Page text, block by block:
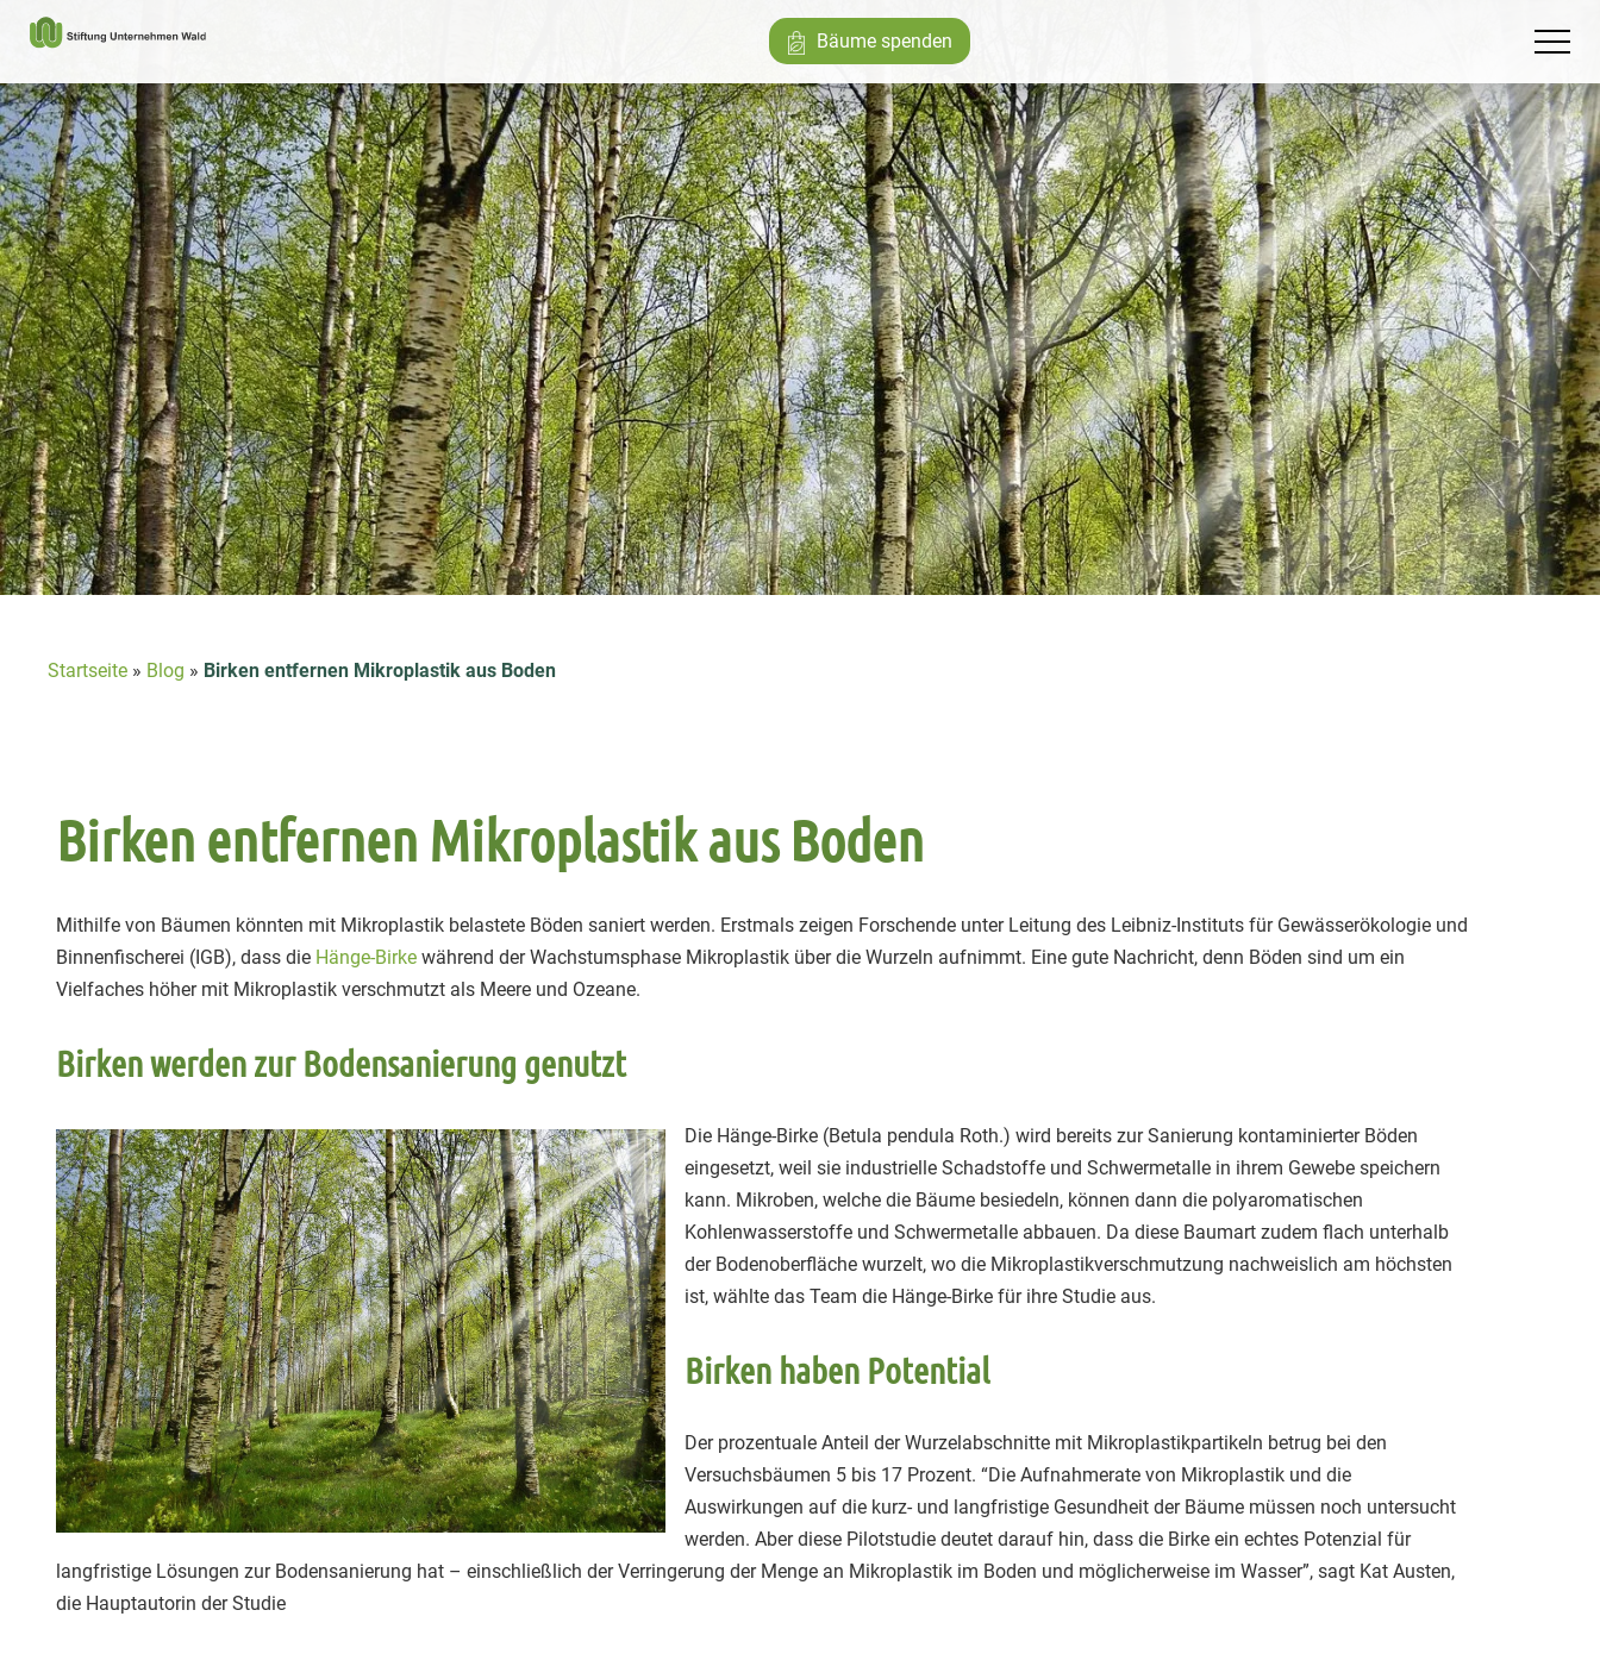
Bäume spenden
Startseite » Blog » Birken entfernen Mikroplastik aus Boden
Birken entfernen Mikroplastik aus Boden
Mithilfe von Bäumen könnten mit Mikroplastik belastete Böden saniert werden. Erstmals zeigen Forschende unter Leitung des Leibniz-Instituts für Gewässerökologie und
Binnenfischerei (IGB), dass die Hänge-Birke während der Wachstumsphase Mikroplastik über die Wurzeln aufnimmt. Eine gute Nachricht, denn Böden sind um ein
Vielfaches höher mit Mikroplastik verschmutzt als Meere und Ozeane.
Birken werden zur Bodensanierung genutzt
Die Hänge-Birke (Betula pendula Roth.) wird bereits zur Sanierung kontaminierter Böden
eingesetzt, weil sie industrielle Schadstoffe und Schwermetalle in ihrem Gewebe speichern
kann. Mikroben, welche die Bäume besiedeln, können dann die polyaromatischen
Kohlenwasserstoffe und Schwermetalle abbauen. Da diese Baumart zudem flach unterhalb
der Bodenoberfläche wurzelt, wo die Mikroplastikverschmutzung nachweislich am höchsten
ist, wählte das Team die Hänge-Birke für ihre Studie aus.
Birken haben Potential
Der prozentuale Anteil der Wurzelabschnitte mit Mikroplastikpartikeln betrug bei den
Versuchsbäumen 5 bis 17 Prozent. “Die Aufnahmerate von Mikroplastik und die
Auswirkungen auf die kurz- und langfristige Gesundheit der Bäume müssen noch untersucht
werden. Aber diese Pilotstudie deutet darauf hin, dass die Birke ein echtes Potenzial für
langfristige Lösungen zur Bodensanierung hat – einschließlich der Verringerung der Menge an Mikroplastik im Boden und möglicherweise im Wasser”, sagt Kat Austen,
die Hauptautorin der Studie